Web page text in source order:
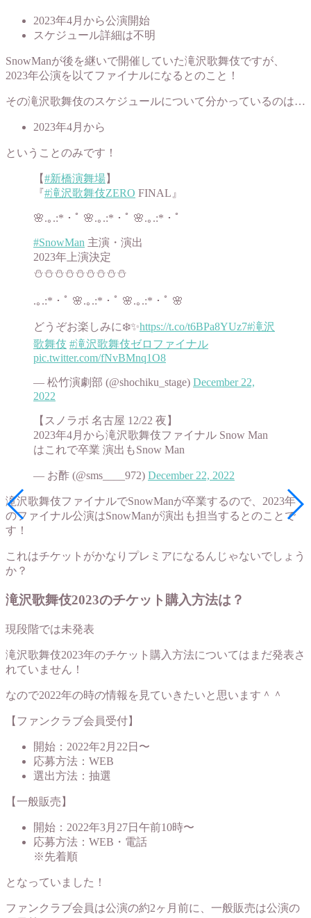
2023年4月から公演開始
スケジュール詳細は不明
SnowManが後を継いで開催していた滝沢歌舞伎ですが、
2023年公演を以てファイナルになるとのこと！
その滝沢歌舞伎のスケジュールについて分かっているのは…
2023年4月から
ということのみです！
【#新橋演舞場】
『#滝沢歌舞伎ZERO FINAL』
🌸.｡.:*・ﾟ 🌸.｡.:*・ﾟ 🌸.｡.:*・ﾟ
#SnowMan 主演・演出
2023年上演決定
⛄️⛄️⛄️⛄️⛄️⛄️⛄️⛄️⛄️
.｡.:*・ﾟ 🌸.｡.:*・ﾟ 🌸.｡.:*・ﾟ 🌸
どうぞお楽しみに❄️✨https://t.co/t6BPa8YUz7#滝沢
歌舞伎 #滝沢歌舞伎ゼロファイナル
pic.twitter.com/fNvBMnq1O8
— 松竹演劇部 (@shochiku_stage) December 22,
2022
【スノラボ 名古屋 12/22 夜】
2023年4月から滝沢歌舞伎ファイナル Snow Man
はこれで卒業 演出もSnow Man
— お酢 (@sms____972) December 22, 2022
滝沢歌舞伎ファイナルでSnowManが卒業するので、2023年
のファイナル公演はSnowManが演出も担当するとのことで
す！
これはチケットがかなりプレミアになるんじゃないでしょう
か？
滝沢歌舞伎2023のチケット購入方法は？
現段階では未発表
滝沢歌舞伎2023年のチケット購入方法についてはまだ発表さ
れていません！
なので2022年の時の情報を見ていきたいと思います＾＾
【ファンクラブ会員受付】
開始：2022年2月22日〜
応募方法：WEB
選出方法：抽選
【一般販売】
開始：2022年3月27日午前10時〜
応募方法：WEB・電話
※先着順
となっていました！
ファンクラブ会員は公演の約2ヶ月前に、一般販売は公演の